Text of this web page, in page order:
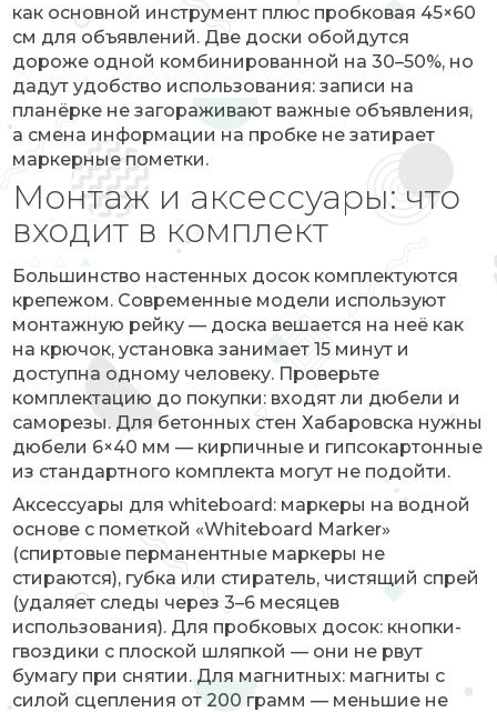
как основной инструмент плюс пробковая 45×60
см для объявлений. Две доски обойдутся
дороже одной комбинированной на 30–50%, но
дадут удобство использования: записи на
планёрке не загораживают важные объявления,
а смена информации на пробке не затирает
маркерные пометки.
Монтаж и аксессуары: что
входит в комплект
Большинство настенных досок комплектуются
крепежом. Современные модели используют
монтажную рейку — доска вешается на неё как
на крючок, установка занимает 15 минут и
доступна одному человеку. Проверьте
комплектацию до покупки: входят ли дюбели и
саморезы. Для бетонных стен Хабаровска нужны
дюбели 6×40 мм — кирпичные и гипсокартонные
из стандартного комплекта могут не подойти.
Аксессуары для whiteboard: маркеры на водной
основе с пометкой «Whiteboard Marker»
(спиртовые перманентные маркеры не
стираются), губка или стиратель, чистящий спрей
(удаляет следы через 3–6 месяцев
использования). Для пробковых досок: кнопки-
гвоздики с плоской шляпкой — они не рвут
бумагу при снятии. Для магнитных: магниты с
силой сцепления от 200 грамм — меньшие не